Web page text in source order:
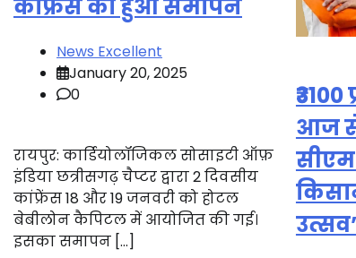
कांफ्रेंस का हुआ समापन
News Excellent
January 20, 2025
0
रायपुर: कार्डियोलॉजिकल सोसाइटी ऑफ़
इंडिया छत्रीसगढ़ चैप्टर द्वारा 2 दिवसीय
कांफ्रेंस 18 और 19 जनवरी को होटल
बेबीलोन कैपिटल में आयोजित की गई।
इसका समापन […]
आज से
उत्सव’